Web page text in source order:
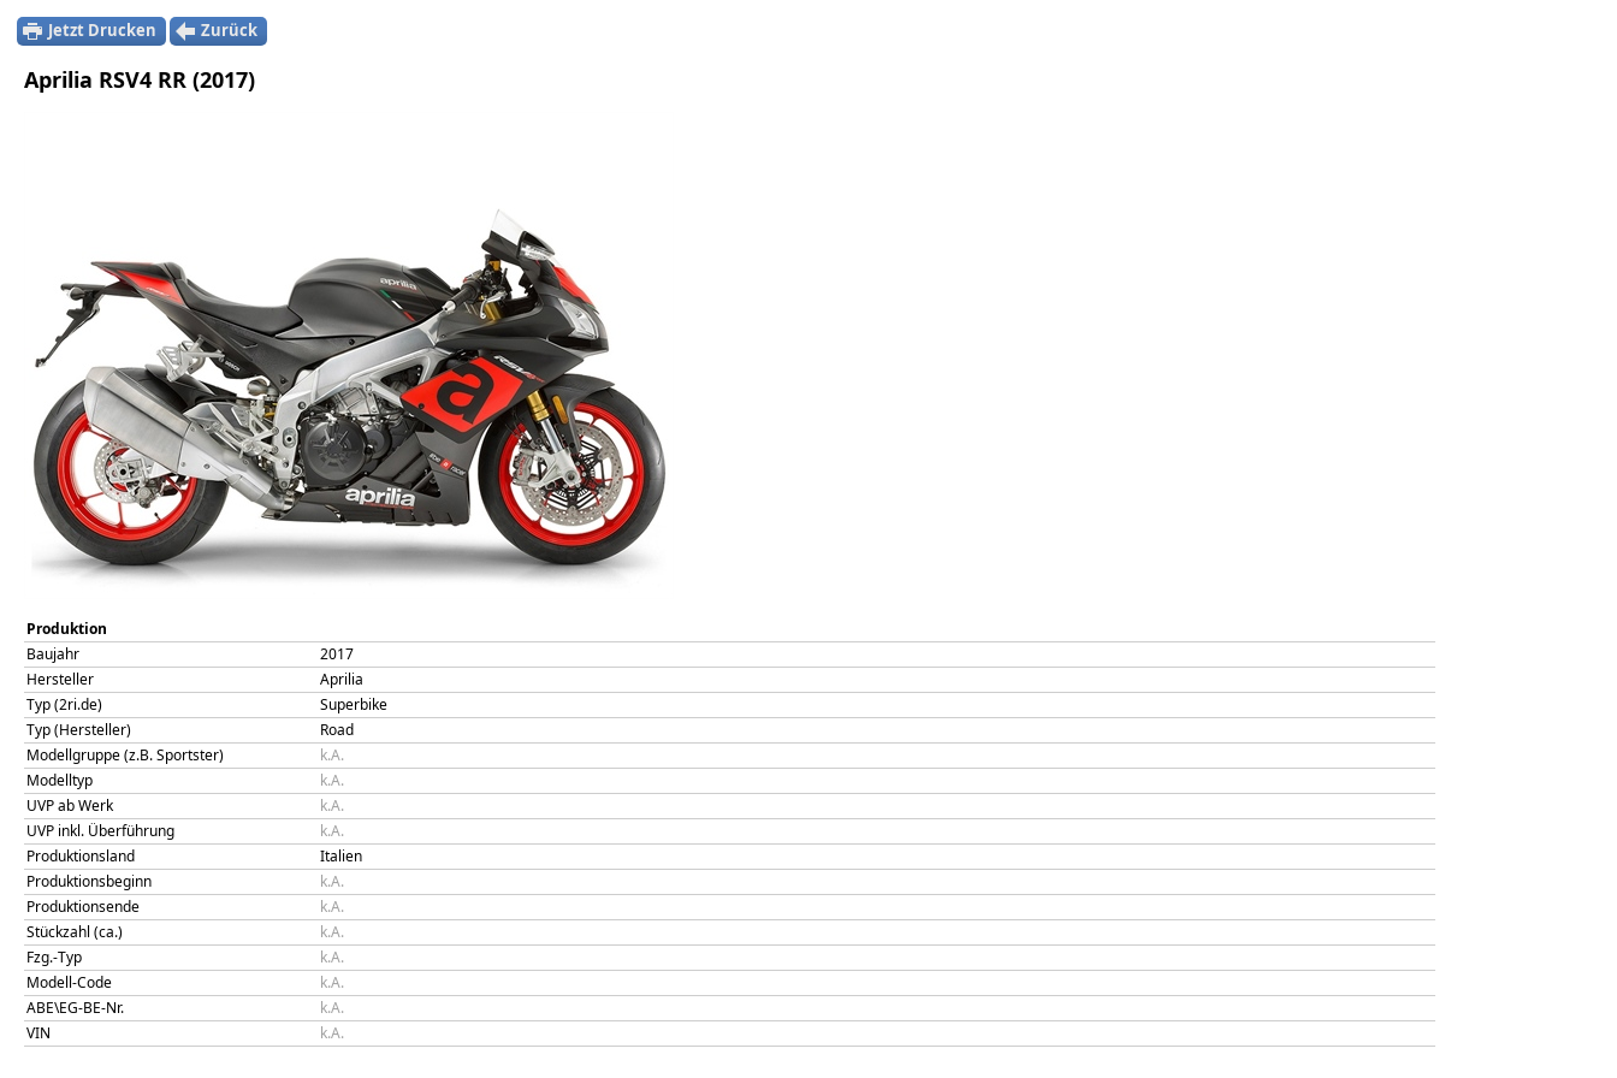
Jetzt Drucken Zurück
Aprilia RSV4 RR (2017)
Produktion
Baujahr
2017
Hersteller
Aprilia
Typ (2ri.de)
Superbike
Typ (Hersteller)
Road
Modellgruppe (z.B. Sportster)
k.A.
Modelltyp
k.A.
UVP ab Werk
k.A.
UVP inkl. Überführung
k.A.
Produktionsland
Italien
Produktionsbeginn
k.A.
Produktionsende
k.A.
Stückzahl (ca.)
k.A.
Fzg.-Typ
k.A.
Modell-Code
k.A.
ABE\EG-BE-Nr.
k.A.
VIN
k.A.